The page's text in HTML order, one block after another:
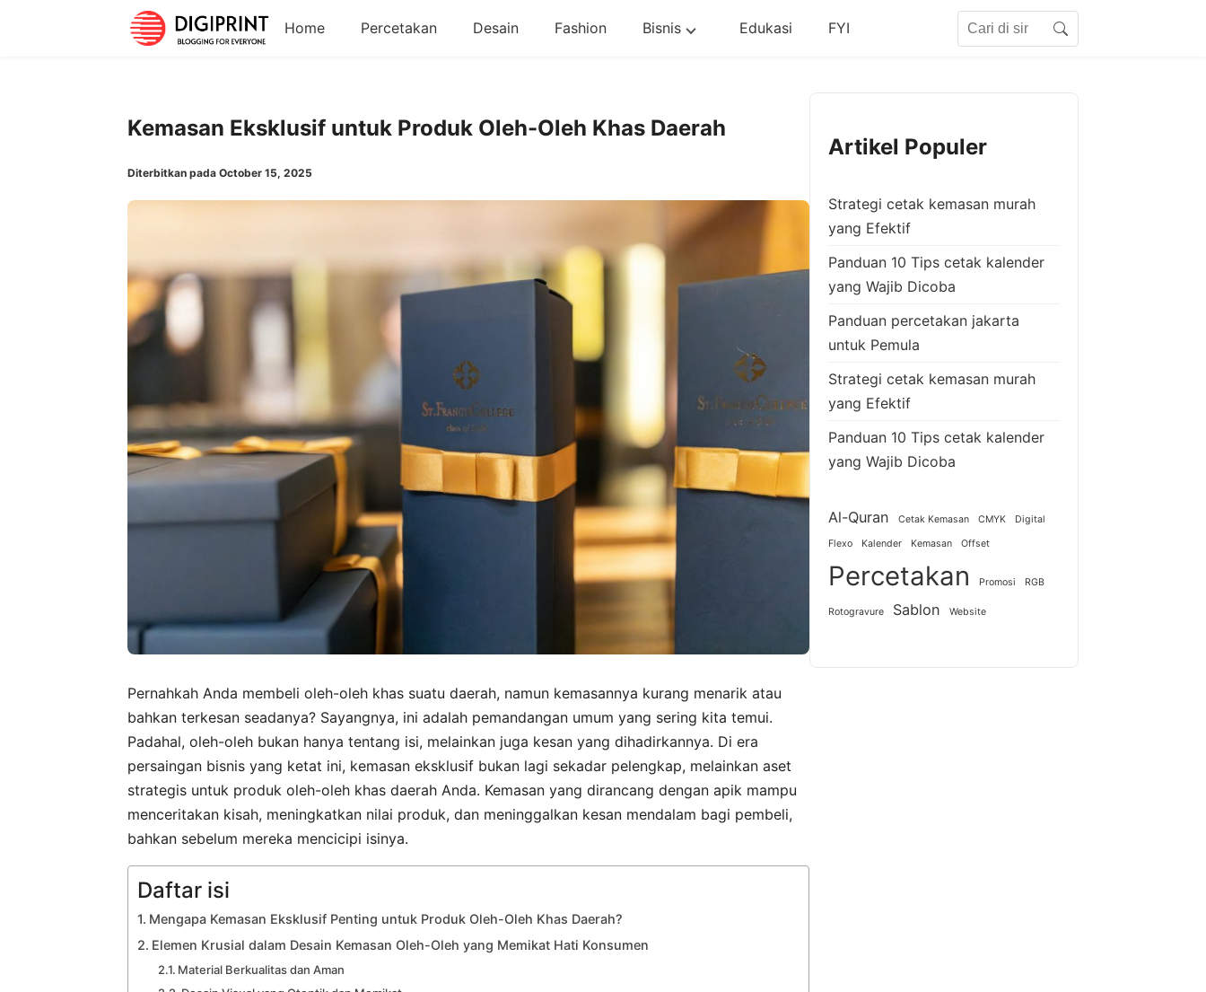
Home Percetakan Desain Fashion Bisnis Edukasi FYI Search
Kemasan Eksklusif untuk Produk Oleh-Oleh Khas Daerah
Diterbitkan pada October 15, 2025
Pernahkah Anda membeli oleh-oleh khas suatu daerah, namun kemasannya kurang menarik atau
bahkan terkesan seadanya? Sayangnya, ini adalah pemandangan umum yang sering kita temui.
Padahal, oleh-oleh bukan hanya tentang isi, melainkan juga kesan yang dihadirkannya. Di era
persaingan bisnis yang ketat ini, kemasan eksklusif bukan lagi sekadar pelengkap, melainkan aset
strategis untuk produk oleh-oleh khas daerah Anda. Kemasan yang dirancang dengan apik mampu
menceritakan kisah, meningkatkan nilai produk, dan meninggalkan kesan mendalam bagi pembeli,
bahkan sebelum mereka mencicipi isinya.
Daftar isi
Mengapa Kemasan Eksklusif Penting untuk Produk Oleh-Oleh Khas Daerah?
Elemen Krusial dalam Desain Kemasan Oleh-Oleh yang Memikat Hati Konsumen
Material Berkualitas dan Aman
Artikel Populer
Strategi cetak kemasan murah
yang Efektif
Panduan 10 Tips cetak kalender
yang Wajib Dicoba
Panduan percetakan jakarta
untuk Pemula
Strategi cetak kemasan murah
yang Efektif
Panduan 10 Tips cetak kalender
yang Wajib Dicoba
Al-Quran Cetak Kemasan CMYK Digital
Flexo Kalender Kemasan Offset
Percetakan Promosi RGB
Rotogravure Sablon Website